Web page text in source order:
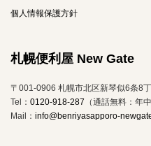
個人情報保護方針
札幌便利屋 New Gate
〒001-0906 札幌市北区新琴似6条8
Tel： 0120-918-287 （通話無料：年
Mail： info@benriyasapporo-